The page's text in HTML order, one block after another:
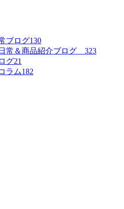
ブログ130
＆商品紹介ブログ 323
グ21
ラム182